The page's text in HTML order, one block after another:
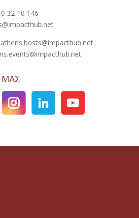
32 10 146